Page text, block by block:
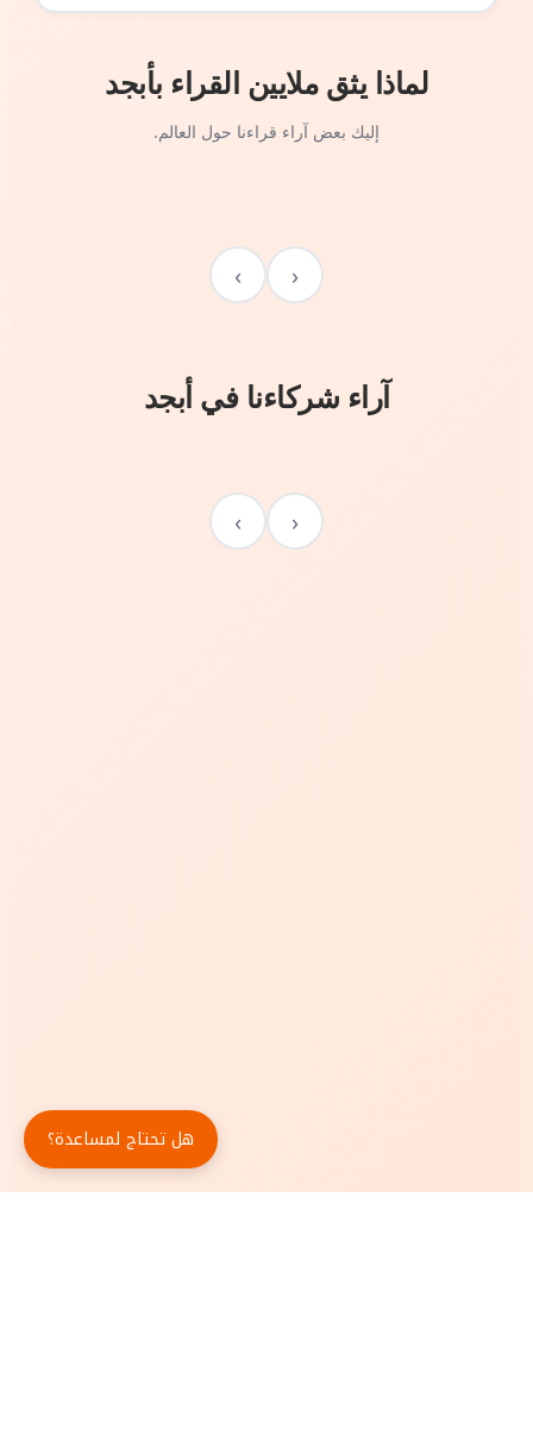
لماذا يثق ملايين القراء بأبجد
إليك بعض آراء قراءنا حول العالم.
‹
›
آراء شركاءنا في أبجد
‹
›
هل تحتاج لمساعدة؟